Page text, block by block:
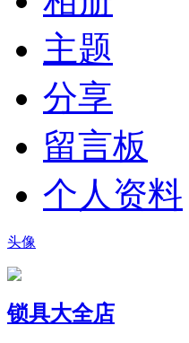
主题
分享
留言板
个人资料
头像
锁具大全店